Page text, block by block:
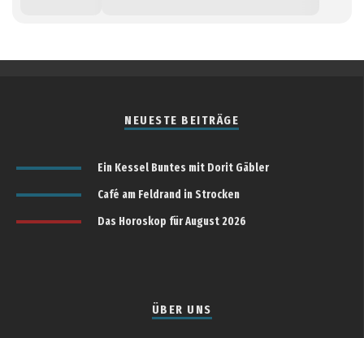
NEUESTE BEITRÄGE
Ein Kessel Buntes mit Dorit Gäbler
Café am Feldrand in Strocken
Das Horoskop für August 2026
ÜBER UNS